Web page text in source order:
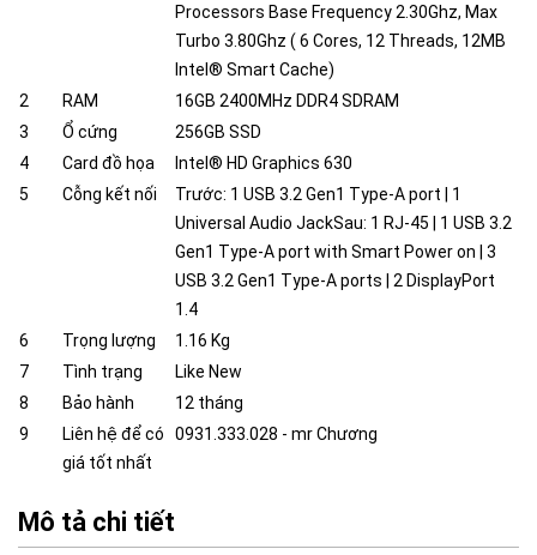
Processors Base Frequency 2.30Ghz, Max
Turbo 3.80Ghz ( 6 Cores, 12 Threads, 12MB
Intel® Smart Cache)
2
RAM
16GB 2400MHz DDR4 SDRAM
3
Ổ cứng
256GB SSD
4
Card đồ họa
Intel® HD Graphics 630
5
Cỗng kết nối
Trước: 1 USB 3.2 Gen1 Type-A port | 1
Universal Audio JackSau: 1 RJ-45 | 1 USB 3.2
Gen1 Type-A port with Smart Power on | 3
USB 3.2 Gen1 Type-A ports | 2 DisplayPort
1.4
6
Trọng lượng
1.16 Kg
7
Tình trạng
Like New
8
Bảo hành
12 tháng
9
Liên hệ để có
giá tốt nhất
0931.333.028 - mr Chương
Mô tả chi tiết